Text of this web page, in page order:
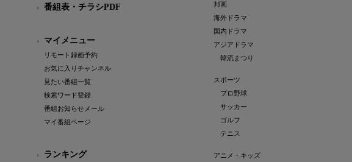
番組表・チラシPDF
マイメニュー
リモート録画予約
お気に入りチャンネル
見たい番組一覧
検索ワード登録
番組お知らせメール
マイ番組ページ
ランキング
邦画
海外ドラマ
国内ドラマ
アジアドラマ
韓流まつり
スポーツ
プロ野球
サッカー
ゴルフ
テニス
アニメ・キッズ